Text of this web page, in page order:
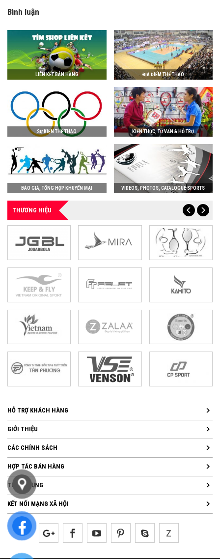
Bình luận
LIÊN KẾT BÁN HÀNG ĐỊA ĐIỂM THỂ THAO
SỰ KIỆN THỂ THAO KIẾN THỨC, TƯ VẤN & HỖ TRỢ
BÁO GIÁ, TỔNG HỢP KHUYẾN MẠI VIDEOS, PHOTOS, CATALOGUE SPORTS
THƯƠNG HIỆU
HỖ TRỢ KHÁCH HÀNG
GIỚI THIỆU
CÁC CHÍNH SÁCH
HỢP TÁC BÁN HÀNG
TUYỂN DỤNG
KẾT NỐI MẠNG XÃ HỘI